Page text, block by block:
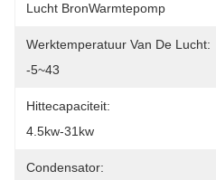
Lucht BronWarmtepomp
Werktemperatuur Van De Lucht:
-5~43
Hittecapaciteit:
4.5kw-31kw
Condensator: